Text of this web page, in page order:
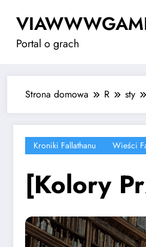
treściPortal o grach
Strona domowa R sty
Kroniki Fallathanu Wieści
[Kolory